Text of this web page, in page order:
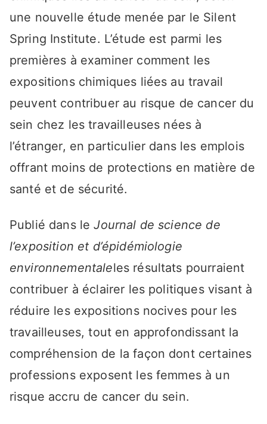
une nouvelle étude menée par le Silent
Spring Institute. L’étude est parmi les
premières à examiner comment les
expositions chimiques liées au travail
peuvent contribuer au risque de cancer du
sein chez les travailleuses nées à
l’étranger, en particulier dans les emplois
offrant moins de protections en matière de
santé et de sécurité.
Publié dans leJournal de science de
l’exposition et d’épidémiologie
environnementaleles résultats pourraient
contribuer à éclairer les politiques visant à
réduire les expositions nocives pour les
travailleuses, tout en approfondissant la
compréhension de la façon dont certaines
professions exposent les femmes à un
risque accru de cancer du sein.